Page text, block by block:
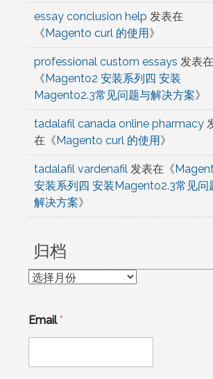
essay conclusion help 发表在
《Magento curl 的使用》
professional custom essays 发表在
《Magento2 安装系列四 安装
Magento2.3常见问题与解决方案》
tadalafil canada online pharmacy
在《Magento curl 的使用》
tadalafil vardenafil发表在《
安装系列四 安装Magento2.3常见问
解决方案》
归档
归
Email*